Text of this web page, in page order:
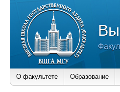
О факультете Образование